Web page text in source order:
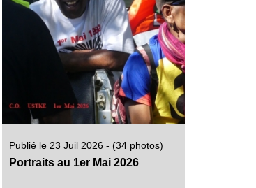
Publié le 23 Juil 2026 - (34 photos)
Portraits au 1er Mai 2026